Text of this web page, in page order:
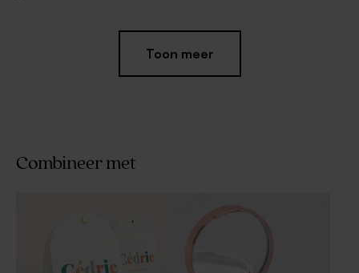
Toon meer
Combineer met